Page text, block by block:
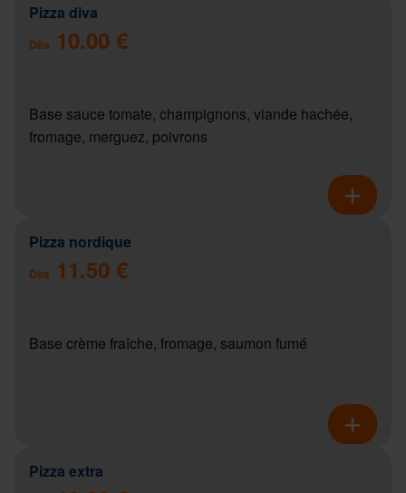
Pizza diva
Dès 10.00 €
Base sauce tomate, champignons, viande hachée,
fromage, merguez, poivrons
Pizza nordique
Dès 11.50 €
Base crème fraîche, fromage, saumon fumé
Pizza extra